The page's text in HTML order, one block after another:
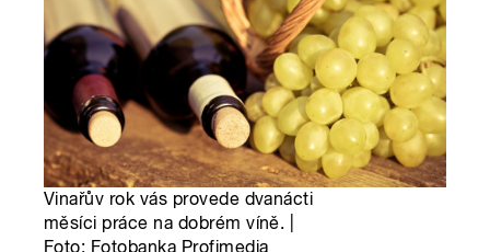
Vinařův rok vás provede dvanácti
měsíci práce na dobrém víně. |
Foto: Fotobanka Profimedia